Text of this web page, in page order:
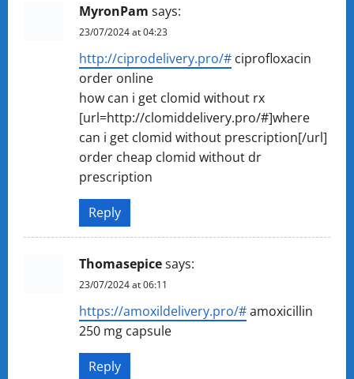
MyronPam says:
23/07/2024 at 04:23
http://ciprodelivery.pro/# ciprofloxacin
order online
how can i get clomid without rx
[url=http://clomiddelivery.pro/#]where
can i get clomid without prescription[/url]
order cheap clomid without dr
prescription
Reply
Thomasepicesays:
23/07/2024 at 06:11
https://amoxildelivery.pro/#amoxicillin
250 mg capsule
Reply